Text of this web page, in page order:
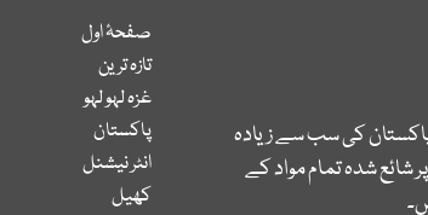
کی سب سے زیادہ
شدہ تمام مواد کے
صفحۂ اول
تازہ ترین
غزہ لہو لہو
پاکستان
انٹر نیشنل
کھیل